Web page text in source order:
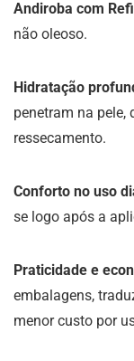
Andiroba com
não oleoso.
Hidratação
penetram na pele,
ressecamento.
Conforto no uso
se logo após a
Praticidade e
embalagens,
menor custo por